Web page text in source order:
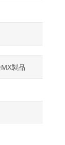
製品